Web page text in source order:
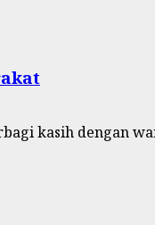
kasih dengan